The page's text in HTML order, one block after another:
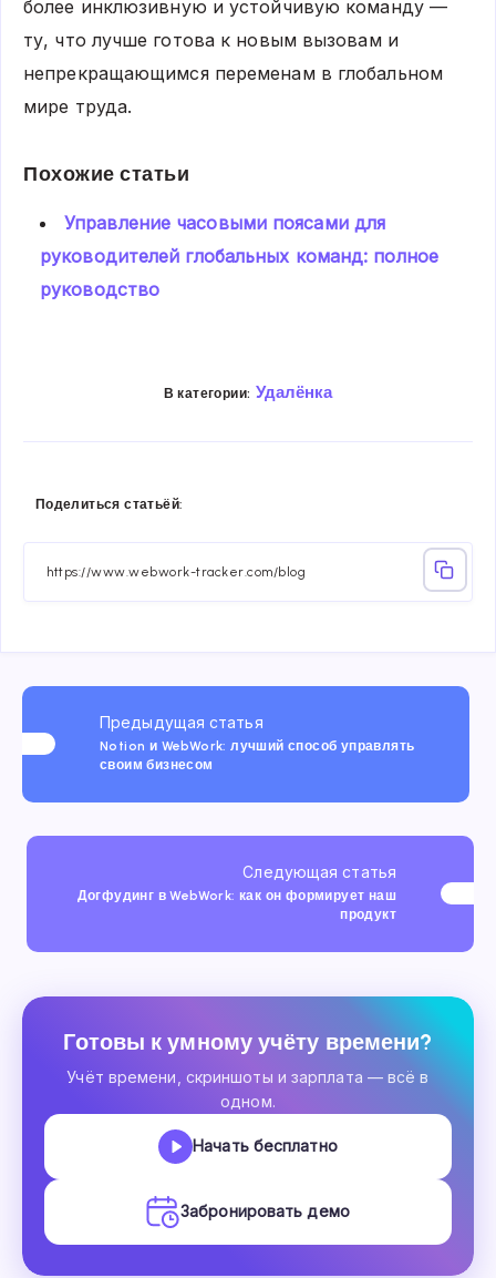
более инклюзивную и устойчивую команду —
ту, что лучше готова к новым вызовам и
непрекращающимся переменам в глобальном
мире труда.
Похожие статьи
Управление часовыми поясами для
руководителей глобальных команд: полное
руководство
В категории: Удалёнка
Поделиться статьёй:
Email
Предыдущая статья
Notion и WebWork: лучший способ управлять
своим бизнесом
Следующая статья
Догфудинг в WebWork: как он формирует наш
продукт
Готовы к умному учёту времени?
Учёт времени, скриншоты и зарплата — всё в
одном.
Начать бесплатно
Забронировать демо